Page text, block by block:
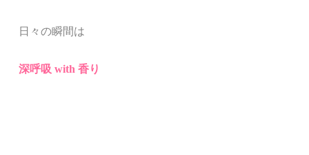
日々の瞬間は
深呼吸 with 香り